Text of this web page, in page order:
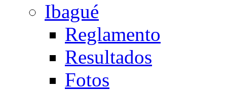
Ibagué
Reglamento
Resultados
Fotos